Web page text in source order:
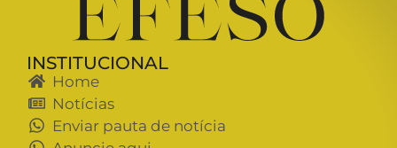
INSTITUCIONAL
Home
Notícias
Enviar pauta de notícia